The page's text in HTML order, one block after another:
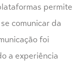
permite
comunicar da
foi
a experiência